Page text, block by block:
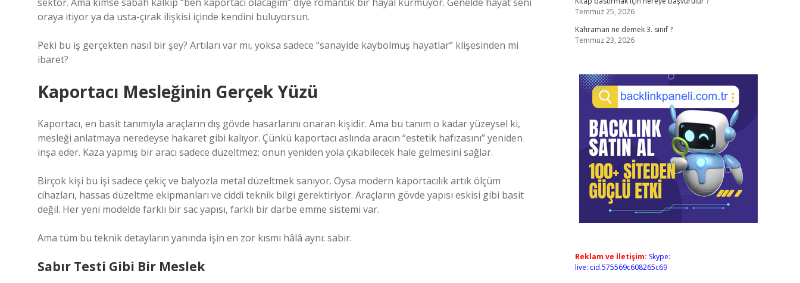
oraya itiyor ya da usta-çırak ilişkisi içinde kendini buluyorsun.
Peki bu iş gerçekten nasıl bir şey? Artıları var mı, yoksa sadece “sanayide kaybolmuş hayatlar” klişesinden mi
ibaret?
Kaportacı Mesleğinin Gerçek Yüzü
Kaportacı, en basit tanımıyla araçların dış gövde hasarlarını onaran kişidir. Ama bu tanım o kadar yüzeysel ki,
mesleği anlatmaya neredeyse hakaret gibi kalıyor. Çünkü kaportacı aslında aracın “estetik hafızasını” yeniden
inşa eder. Kaza yapmış bir aracı sadece düzeltmez; onun yeniden yola çıkabilecek hale gelmesini sağlar.
Birçok kişi bu işi sadece çekiç ve balyozla metal düzeltmek sanıyor. Oysa modern kaportacılık artık ölçüm
cihazları, hassas düzeltme ekipmanları ve ciddi teknik bilgi gerektiriyor. Araçların gövde yapısı eskisi gibi basit
değil. Her yeni modelde farklı bir sac yapısı, farklı bir darbe emme sistemi var.
Ama tüm bu teknik detayların yanında işin en zor kısmı hâlâ aynı: sabır.
Sabır Testi Gibi Bir Meslek
Temmuz 25, 2026
Kahraman ne demek 3. sınıf ?
Temmuz 23, 2026
Reklam ve İletişim: Skype:
live:.cid.575569c608265c69